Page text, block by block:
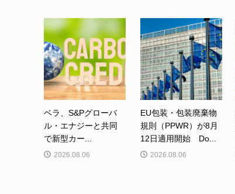
ベラ、S&Pグローバ
ル・エナジーと共同
で新型カー...
2026.08.06
EU包装・包装廃棄物
規則（PPWR）が8月
12日適用開始 Do...
2026.08.06